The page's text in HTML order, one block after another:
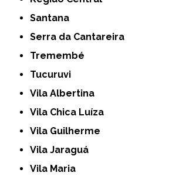
Santana
Serra da Cantareira
Tremembé
Tucuruvi
Vila Albertina
Vila Chica Luíza
Vila Guilherme
Vila Jaraguá
Vila Maria